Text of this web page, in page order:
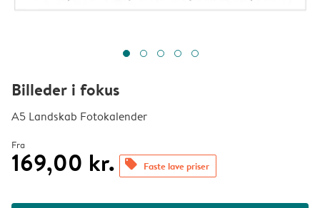
Billeder i fokus
A5 Landskab Fotokalender
Fra
169,00 kr. offers Faste lave priser